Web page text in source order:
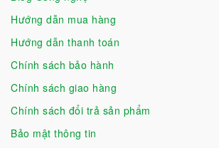
Hướng dẫn mua hàng
Hướng dẫn thanh toán
Chính sách bảo hành
Chính sách giao hàng
Chính sách đổi trả sản phẩm
Bảo mật thông tin